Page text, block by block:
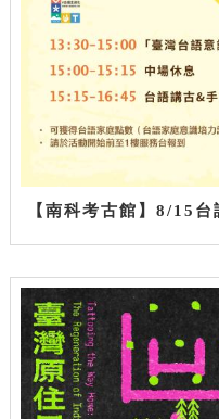
【南科考古館】8/15